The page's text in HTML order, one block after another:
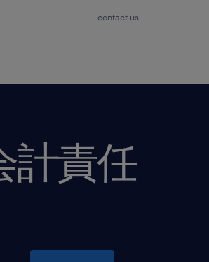
contact us
計責任